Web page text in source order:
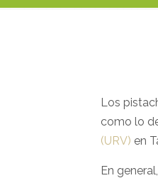
Los
como lo
(URV) en
En